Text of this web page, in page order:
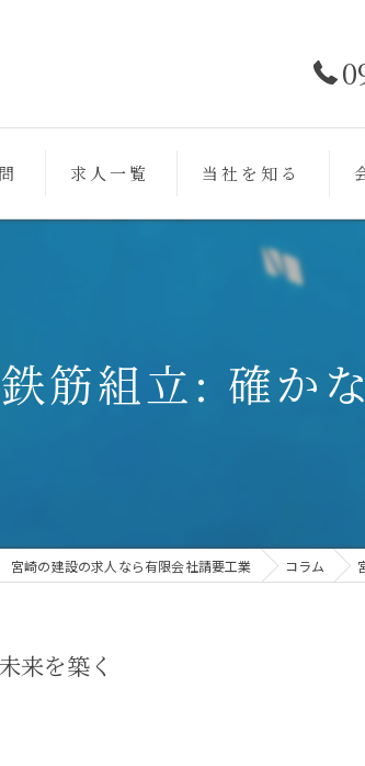
求人一覧 当社を知る
スキルアップ
筋組立: 確か
宮崎の建設の求人なら有限会社請要工業 コラム
来を築く